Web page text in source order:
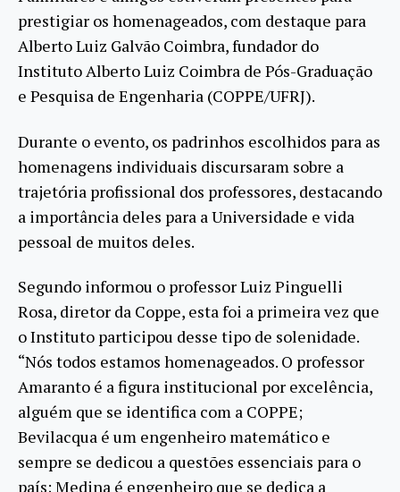
prestigiar os homenageados, com destaque para
Alberto Luiz Galvão Coimbra, fundador do
Instituto Alberto Luiz Coimbra de Pós-Graduação
e Pesquisa de Engenharia (COPPE/UFRJ).
Durante o evento, os padrinhos escolhidos para as
homenagens individuais discursaram sobre a
trajetória profissional dos professores, destacando
a importância deles para a Universidade e vida
pessoal de muitos deles.
Segundo informou o professor Luiz Pinguelli
Rosa, diretor da Coppe, esta foi a primeira vez que
o Instituto participou desse tipo de solenidade.
“Nós todos estamos homenageados. O professor
Amaranto é a figura institucional por excelência,
alguém que se identifica com a COPPE;
Bevilacqua é um engenheiro matemático e
sempre se dedicou a questões essenciais para o
país; Medina é engenheiro que se dedica a